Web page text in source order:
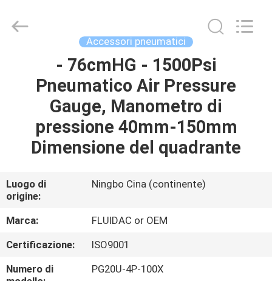
PRODOTTI
VIDEO
CIRCA
NOI
GIRO
DELLA
FENGHUA
FLUID
Accessori pneumatici
- 76cmHG - 1500Psi
Pneumatico Air Pressure
Gauge, Manometro di
pressione 40mm-150mm
Dimensione del quadrante
Luogo di
origine:
Ningbo Cina (continente)
Marca:
FLUIDAC or OEM
Certificazione:
ISO9001
Numero di
PG20U-4P-100X